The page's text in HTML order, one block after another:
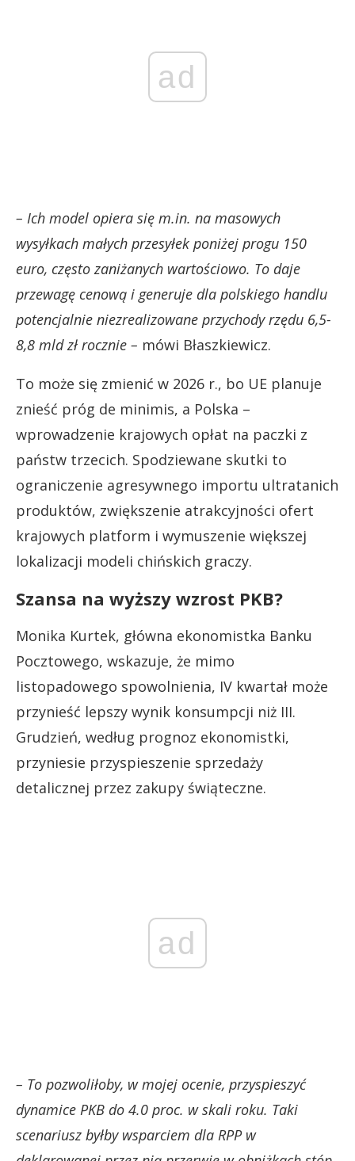
ad
– Ich model opiera się m.in. na masowych
wysyłkach małych przesyłek poniżej progu 150
euro, często zaniżanych wartościowo. To daje
przewagę cenową i generuje dla polskiego handlu
potencjalnie niezrealizowane przychody rzędu 6,5-
8,8 mld zł rocznie – mówi Błaszkiewicz.
To może się zmienić w 2026 r., bo UE planuje
znieść próg de minimis, a Polska –
wprowadzenie krajowych opłat na paczki z
państw trzecich. Spodziewane skutki to
ograniczenie agresywnego importu ultratanich
produktów, zwiększenie atrakcyjności ofert
krajowych platform i wymuszenie większej
lokalizacji modeli chińskich graczy.
Szansa na wyższy wzrost PKB?
Monika Kurtek, główna ekonomistka Banku
Pocztowego, wskazuje, że mimo
listopadowego spowolnienia, IV kwartał może
przynieść lepszy wynik konsumpcji niż III.
Grudzień, według prognoz ekonomistki,
przyniesie przyspieszenie sprzedaży
detalicznej przez zakupy świąteczne.
ad
– To pozwoliłoby, w mojej ocenie, przyspieszyć
dynamice PKB do 4.0 proc. w skali roku. Taki
scenariusz byłby wsparciem dla RPP w